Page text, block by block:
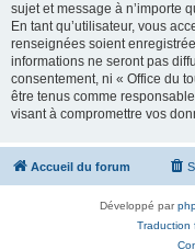
sujet et message à n’importe
En tant qu’utilisateur, vous
renseignées soient
informations ne seront pas
consentement, ni « Office du
être tenus comme
visant à compromettre vos
Accueil du forum
Développé par
Traduction